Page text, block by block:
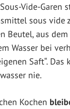
Vide-Garen
sous
Beutel, aus
Wasser bei
Saft“. Das
nie.
Kochen